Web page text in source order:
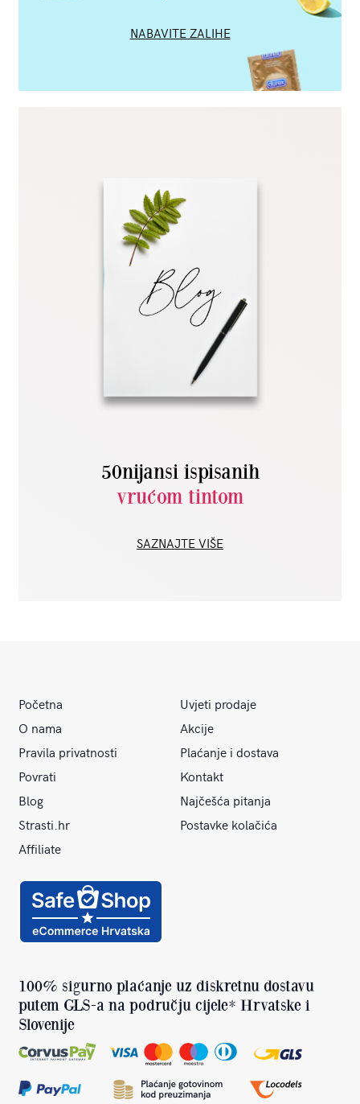
NABAVITE ZALIHE
50nijansi ispisanih
vrućom tintom
SAZNAJTE VIŠE
Početna
Uvjeti prodaje
O nama
Akcije
Pravila privatnosti
Plaćanje i dostava
Povrati
Kontakt
Blog
Najčešća pitanja
Strasti.hr
Postavke kolačića
Affiliate
100% sigurno plaćanje uz diskretnu dostavu
putem GLS-a na području cijele* Hrvatske i
Slovenije